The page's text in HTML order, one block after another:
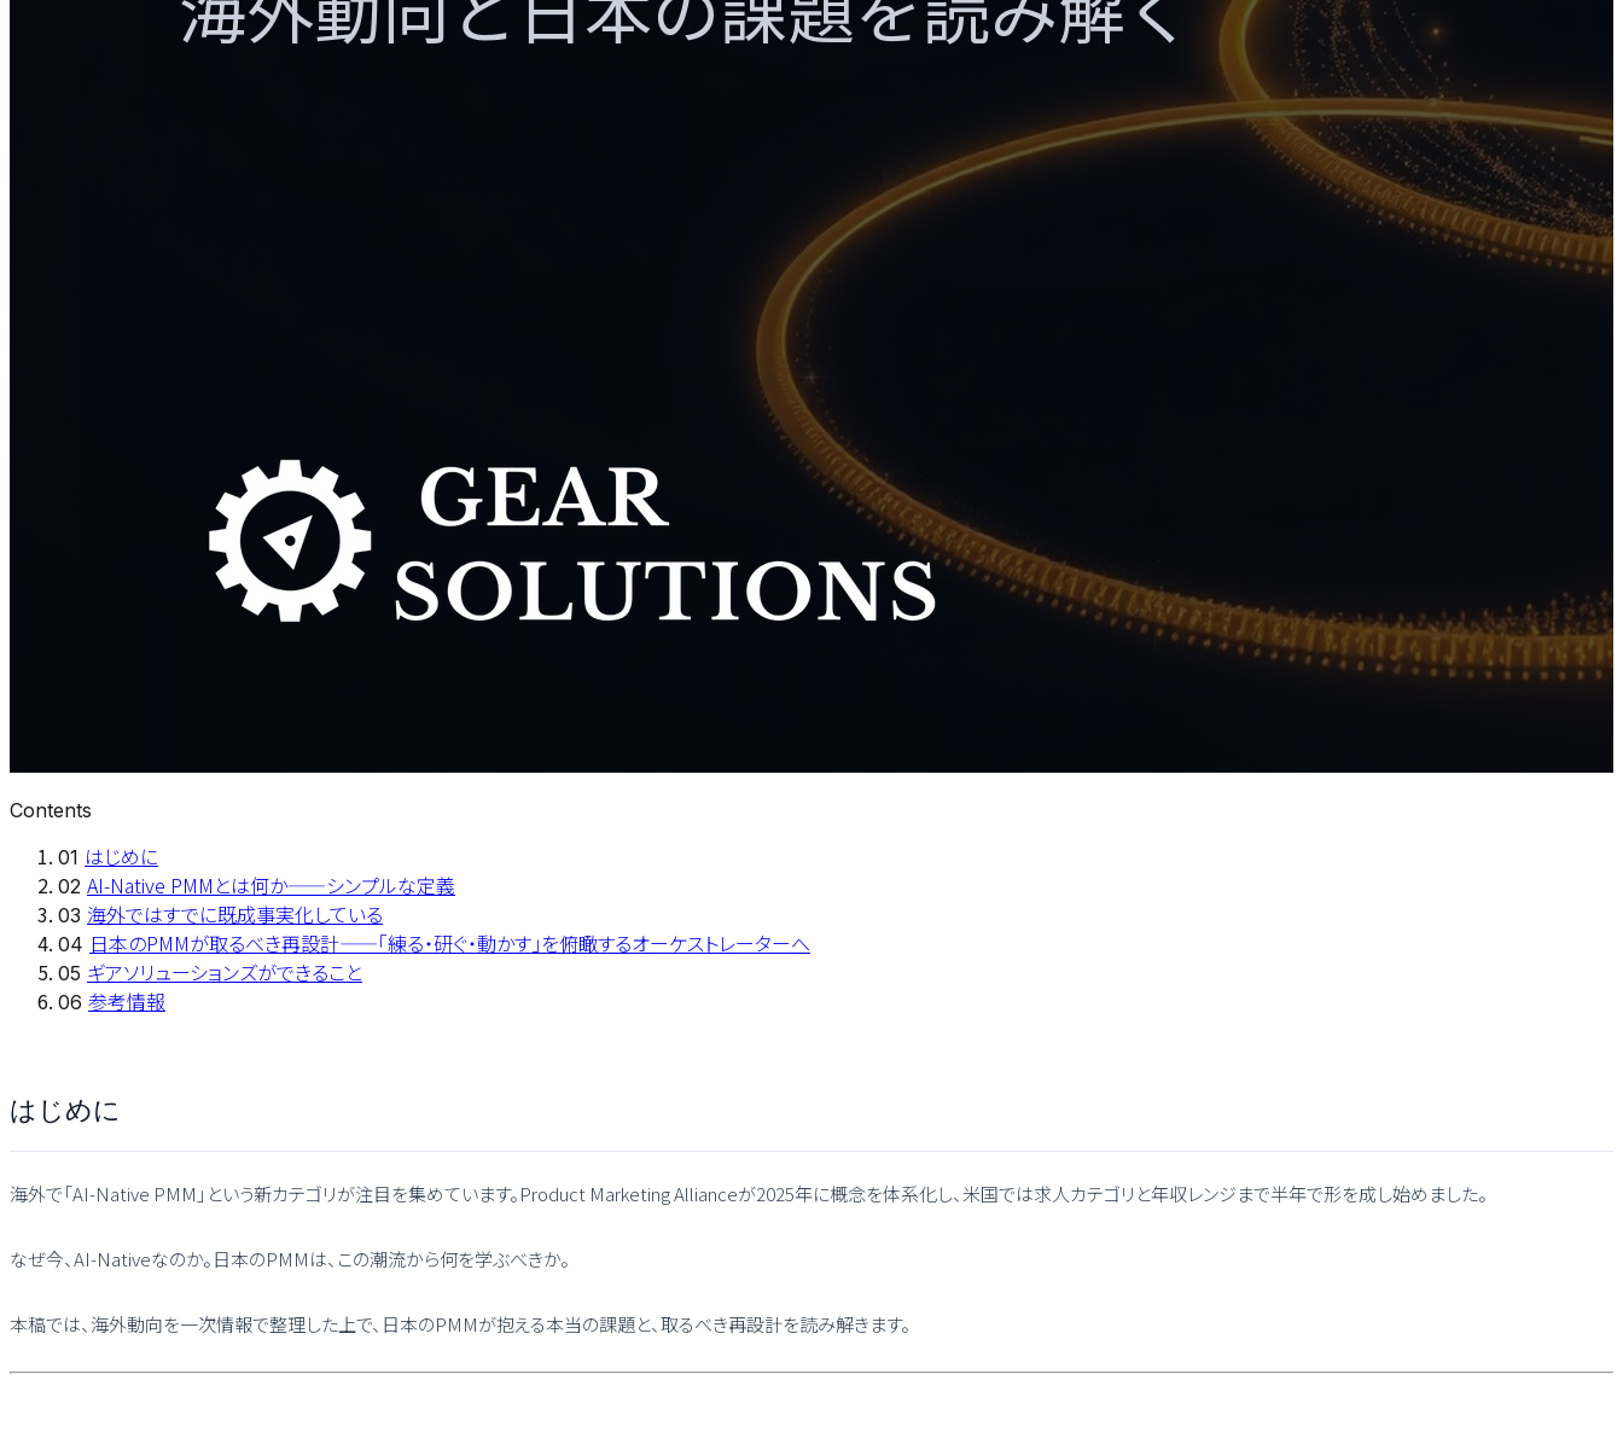
Contents
01 はじめに
02 AI-Native PMMとは何か——シンプルな定義
03 海外ではすでに既成事実化している
04 日本のPMMが取るべき再設計——「練る・研ぐ・動かす」を俯瞰するオーケストレーターへ
05 ギアソリューションズができること
06 参考情報
はじめに
海外で「AI-Native PMM」という新カテゴリが注目を集めています。Product Marketing Allianceが2025年に概念を体系化し、米国では求人カテゴリと年収レンジまで半年で形を成し始めました。
なぜ今、AI-Nativeなのか。日本のPMMは、この潮流から何を学ぶべきか。
本稿では、海外動向を一次情報で整理した上で、日本のPMMが抱える本当の課題と、取るべき再設計を読み解きます。